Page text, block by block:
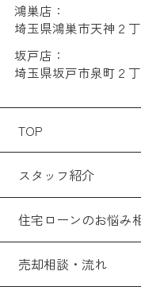
鴻巣店：
埼玉県鴻巣市天神２
坂戸店：
埼玉県坂戸市泉町２
TOP
スタッフ紹介
住宅ローンのお悩み
売却相談・流れ